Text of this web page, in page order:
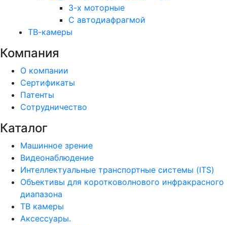
3-х моторные
С автодиафрагмой
ТВ-камеры
Компания
О компании
Сертификаты
Патенты
Сотрудничество
Каталог
Машинное зрение
Видеонаблюдение
Интеллектуальные транспортные системы (ITS)
Объективы для коротковолнового инфракрасного
диапазона
ТВ камеры
Аксессуары.